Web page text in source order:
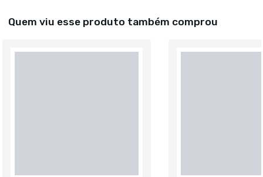
Quem viu esse produto também comprou